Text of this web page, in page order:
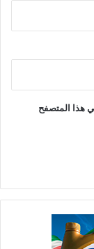
هذا المتصفح